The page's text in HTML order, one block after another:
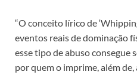
“O conceito lírico de
eventos reais de dominação
esse tipo de abuso consegue
por quem o imprime, além